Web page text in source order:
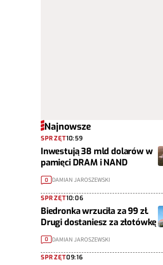
Najnowsze
SPRZĘT10:59
Inwestują 38 mld dolarów w
pamięci DRAM i NAND
0 DAMIAN JAROSZEWSKI
SPRZĘT10:06
Biedronka wrzuciła za 99 zł.
Drugi dostaniesz za złotówkę
0 DAMIAN JAROSZEWSKI
SPRZĘT09:16